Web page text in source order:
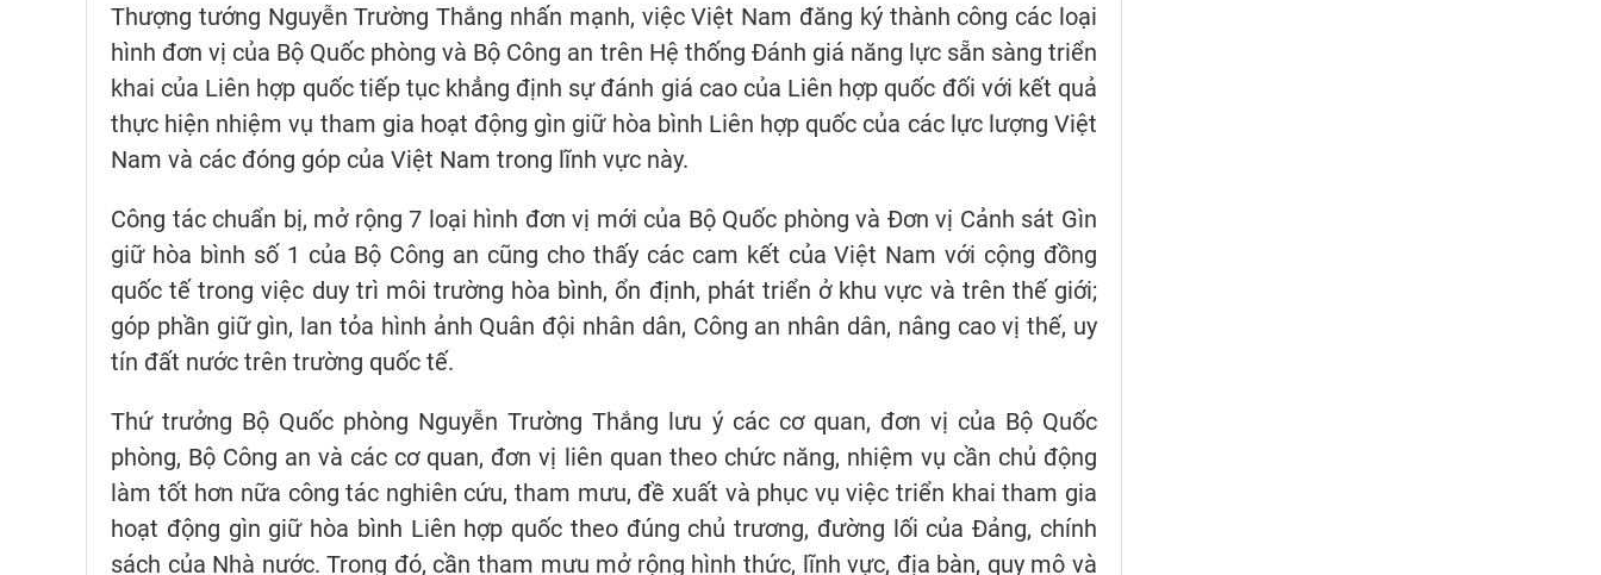
Thượng tướng Nguyễn Trường Thắng nhấn mạnh, việc Việt Nam đăng ký thành công các loại
hình đơn vị của Bộ Quốc phòng và Bộ Công an trên Hệ thống Đánh giá năng lực sẵn sàng triển
khai của Liên hợp quốc tiếp tục khẳng định sự đánh giá cao của Liên hợp quốc đối với kết quả
thực hiện nhiệm vụ tham gia hoạt động gìn giữ hòa bình Liên hợp quốc của các lực lượng Việt
Nam và các đóng góp của Việt Nam trong lĩnh vực này.
Công tác chuẩn bị, mở rộng 7 loại hình đơn vị mới của Bộ Quốc phòng và Đơn vị Cảnh sát Gìn
giữ hòa bình số 1 của Bộ Công an cũng cho thấy các cam kết của Việt Nam với cộng đồng
quốc tế trong việc duy trì môi trường hòa bình, ổn định, phát triển ở khu vực và trên thế giới;
góp phần giữ gìn, lan tỏa hình ảnh Quân đội nhân dân, Công an nhân dân, nâng cao vị thế, uy
tín đất nước trên trường quốc tế.
Thứ trưởng Bộ Quốc phòng Nguyễn Trường Thắng lưu ý các cơ quan, đơn vị của Bộ Quốc
phòng, Bộ Công an và các cơ quan, đơn vị liên quan theo chức năng, nhiệm vụ cần chủ động
làm tốt hơn nữa công tác nghiên cứu, tham mưu, đề xuất và phục vụ việc triển khai tham gia
hoạt động gìn giữ hòa bình Liên hợp quốc theo đúng chủ trương, đường lối của Đảng, chính
sách của Nhà nước. Trong đó, cần tham mưu mở rộng hình thức, lĩnh vực, địa bàn, quy mô và